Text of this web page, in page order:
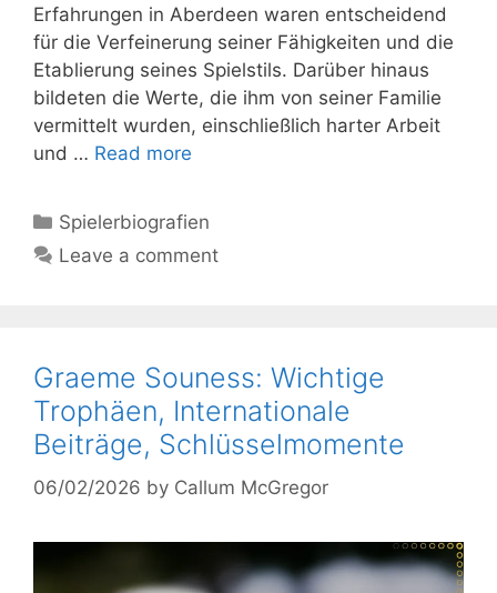
Erfahrungen in Aberdeen waren entscheidend
für die Verfeinerung seiner Fähigkeiten und die
Etablierung seines Spielstils. Darüber hinaus
bildeten die Werte, die ihm von seiner Familie
vermittelt wurden, einschließlich harter Arbeit
und … Read more
Categories
Spielerbiografien
Leave a comment
Graeme Souness: Wichtige
Trophäen, Internationale
Beiträge, Schlüsselmomente
06/02/2026 by Callum McGregor